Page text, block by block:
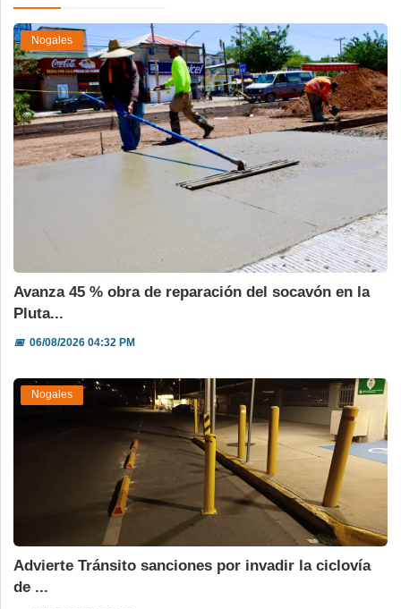
Nogales
Avanza 45 % obra de reparación del socavón en la
Pluta...
📅06/08/2026 04:32 PM
Nogales
Advierte Tránsito sanciones por invadir la ciclovía
de ...